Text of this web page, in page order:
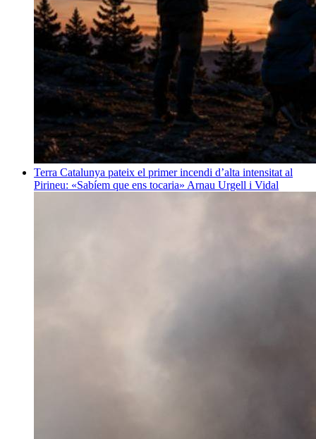
Terra Catalunya pateix el primer incendi d’alta intensitat al
Pirineu: «Sabíem que ens tocaria» Arnau Urgell i Vidal